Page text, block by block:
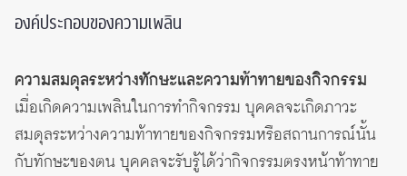
องค์ประกอบของความเพลิน
ความสมดุลระหว่างทักษะและความท้าทายของกิจกรรม
เมื่อเกิดความเพลินในการทำกิจกรรม บุคคลจะเกิดภาวะ
สมดุลระหว่างความท้าทายของกิจกรรมหรือสถานการณ์นั้น
กับทักษะของตน บุคคลจะรับรู้ได้ว่ากิจกรรมตรงหน้าท้าทาย